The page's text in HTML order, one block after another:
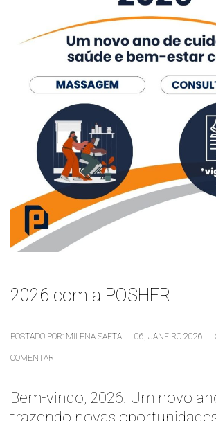
2026 com a POSHER!
POSTADO POR: MILENA SAETA | 06, JANEIRO 2026 |
COMENTAR
Bem-vindo, 2026! Um novo
trazendo novas